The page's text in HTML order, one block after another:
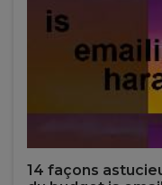
14 façons